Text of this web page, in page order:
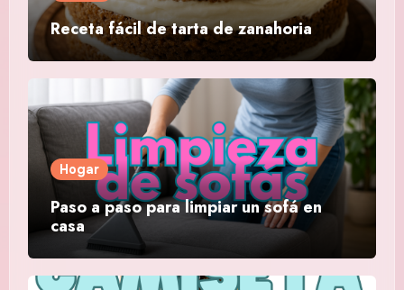
Receta fácil de tarta de zanahoria
Hogar
Paso a paso para limpiar un sofá en
casa